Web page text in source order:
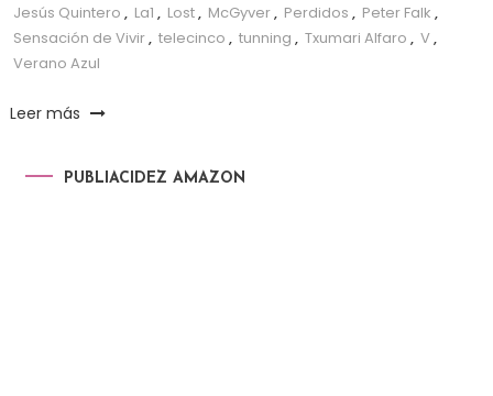
Jesús Quintero , La1 , Lost, McGyver, Perdidos , Peter Falk ,
Sensación de Vivir, telecinco , tunning , Txumari Alfaro , V,
Verano Azul
Leer más
PUBLIACIDEZ AMAZON